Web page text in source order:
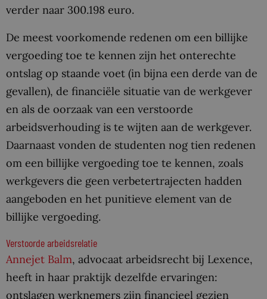
verder naar 300.198 euro.
De meest voorkomende redenen om een billijke
vergoeding toe te kennen zijn het onterechte
ontslag op staande voet (in bijna een derde van de
gevallen), de financiële situatie van de werkgever
en als de oorzaak van een verstoorde
arbeidsverhouding is te wijten aan de werkgever.
Daarnaast vonden de studenten nog tien redenen
om een billijke vergoeding toe te kennen, zoals
werkgevers die geen verbetertrajecten hadden
aangeboden en het punitieve element van de
billijke vergoeding.
Verstoorde arbeidsrelatie
Annejet Balm, advocaat arbeidsrecht bij Lexence,
heeft in haar praktijk dezelfde ervaringen:
ontslagen werknemers zijn financieel gezien